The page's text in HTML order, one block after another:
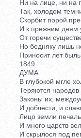
Ни на лице, ни на
Так, холодом
Скорбит порой
И к прежним дням
От горечи
Но бедняку лишь
Приносит лет
1849
ДУМА
В глубокой мгле
Теряются народов
Законы их,
И доблести, и
Лицо земли
И много царств
И скрылося под